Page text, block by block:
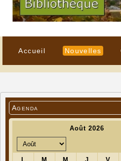
Accueil Nouvelles
Agenda